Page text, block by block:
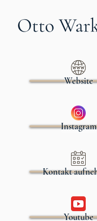
Website
Instagram
Kontakt
Youtube